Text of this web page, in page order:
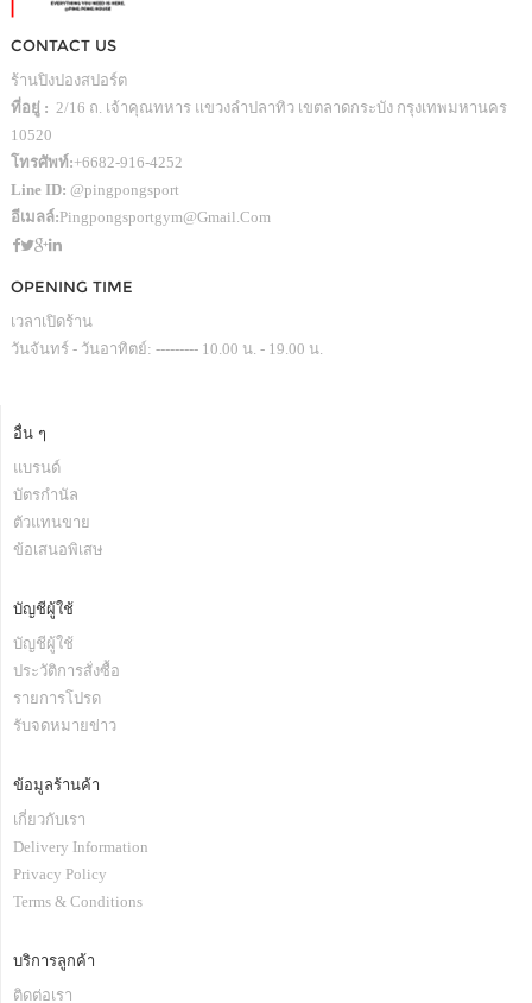
CONTACT US
ร้านปิงปองสปอร์ต
ที่อยู่ : 2/16 ถ. เจ้าคุณทหาร แขวงลำปลาทิว เขตลาดกระบัง กรุงเทพมหานคร
10520
โทรศัพท์:+6682-916-4252
Line ID: @pingpongsport
อีเมลล์:Pingpongsportgym@gmail.com
OPENING TIME
เวลาเปิดร้าน
วันจันทร์ - วันอาทิตย์: --------- 10.00 น. - 19.00 น.
อื่น ๆ
แบรนด์
บัตรกำนัล
ตัวแทนขาย
ข้อเสนอพิเสษ
บัญชีผู้ใช้
บัญชีผู้ใช้
ประวัติการสั่งซื้อ
รายการโปรด
รับจดหมายข่าว
ข้อมูลร้านค้า
เกี่ยวกับเรา
Delivery Information
Privacy Policy
Terms & Conditions
บริการลูกค้า
ติดต่อเรา